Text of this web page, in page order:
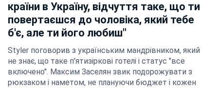
країни в Україну, відчуття таке, що ти
повертаєшся до чоловіка, який тебе
б'є, але ти його любиш"
Styler поговорив з українським мандрівником, який
не знає, що таке п'ятизіркові готелі і статус "все
включено". Максим Заселян звик подорожувати з
рюкзаком і наметом, не плануючи бюджет і кожен